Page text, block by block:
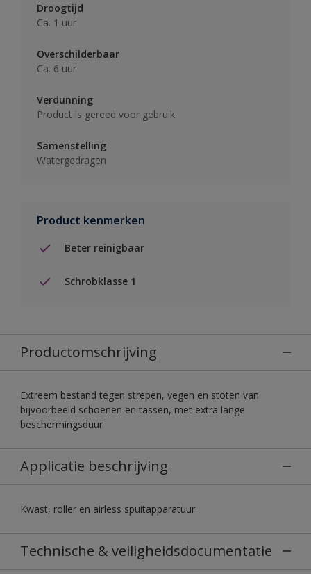
Droogtijd
Ca. 1 uur
Overschilderbaar
Ca. 6 uur
Verdunning
Product is gereed voor gebruik
Samenstelling
Watergedragen
Product kenmerken
Beter reinigbaar
Schrobklasse 1
Productomschrijving
Extreem bestand tegen strepen, vegen en stoten van
bijvoorbeeld schoenen en tassen, met extra lange
beschermingsduur
Applicatie beschrijving
Kwast, roller en airless spuitapparatuur
Technische & veiligheidsdocumentatie